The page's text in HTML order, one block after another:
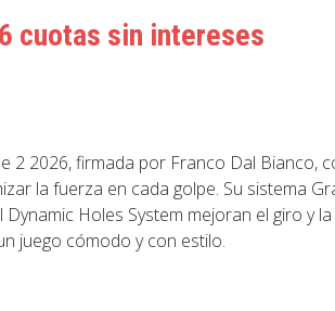
cuotas sin intereses
2 2026, firmada por Franco Dal
la fuerza en cada golpe. Su sistema
Dynamic Holes System mejoran el giro
juego cómodo y con estilo.